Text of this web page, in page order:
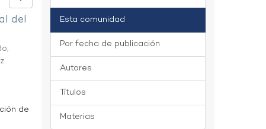
del
;
de
Esta comunidad
Por fecha de publicación
Autores
Títulos
Materias